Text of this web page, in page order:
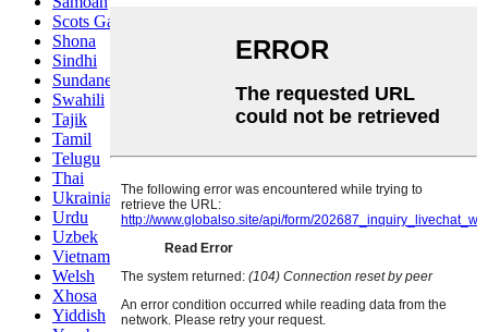
Scots Gaelic
Shona
Sindhi
Sundanese
Swahili
Tajik
Tamil
Telugu
Thai
Ukrainian
Urdu
Uzbek
Vietnamese
Welsh
Xhosa
Yiddish